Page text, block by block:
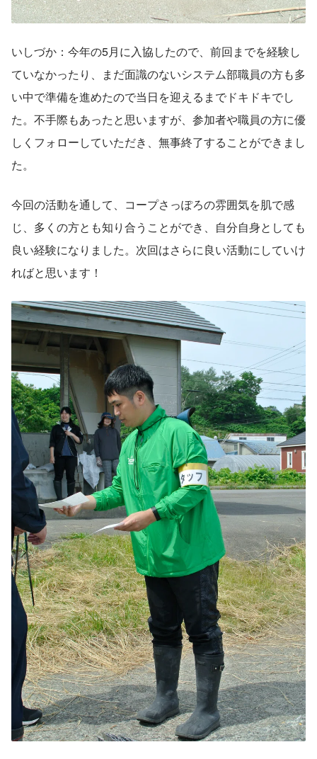
いしづか：今年の5月に入協したので、前回までを経験し
ていなかったり、まだ面識のないシステム部職員の方も多
い中で準備を進めたので当日を迎えるまでドキドキでし
た。不手際もあったと思いますが、参加者や職員の方に優
しくフォローしていただき、無事終了することができまし
た。
今回の活動を通して、コープさっぽろの雰囲気を肌で感
じ、多くの方とも知り合うことができ、自分自身としても
良い経験になりました。次回はさらに良い活動にしていけ
ればと思います！